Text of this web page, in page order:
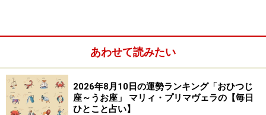
日々の暮らしをルーティン化するのも良い考え。物事が
あわせて読みたい
2026年8月10日の運勢ランキング「おひつじ
座～うお座」 マリィ・プリマヴェラの【毎日
ひとこと占い】